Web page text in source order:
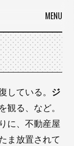
MENU
している。 ジ
を観る、など。
に、不動産屋
ま放置されて